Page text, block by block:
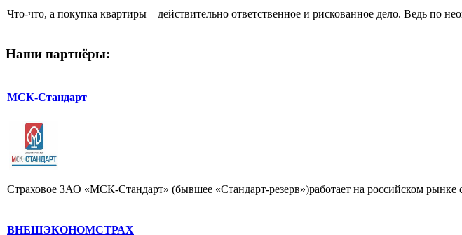
Что-что, а покупка квартиры – действительно ответственное и рискованное дело. Ведь по
Наши партнёры:
МСК-Стандарт
Cтраховое ЗАО «МСК-Стандарт» (бывшее «Стандарт-резерв»)работает на российском
ВНЕШЭКОНОМСТРАХ